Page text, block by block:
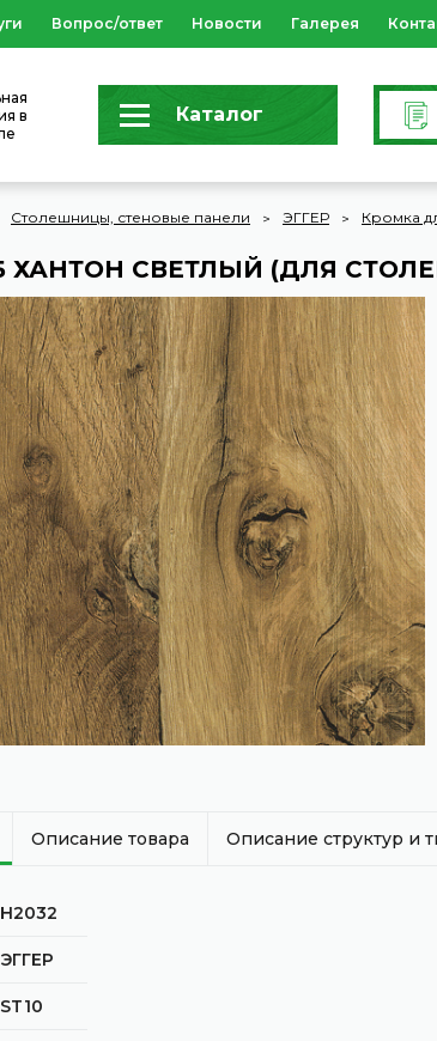
Вопрос/ответ Новости Галерея
в
Каталог
Столешницы, стеновые панели ЭГГЕР Кромка
ХАНТОН СВЕТЛЫЙ (ДЛЯ
Описание товара Описание структур и
Н2032
ЭГГЕР
ST10